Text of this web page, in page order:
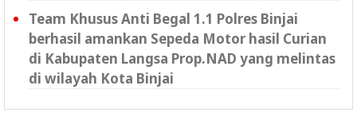
Team Khusus Anti Begal 1.1 Polres Binjai
berhasil amankan Sepeda Motor hasil Curian
di Kabupaten Langsa Prop.NAD yang melintas
di wilayah Kota Binjai